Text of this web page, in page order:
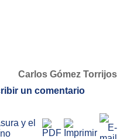
Carlos Gómez Torrijos
un comentario
y el